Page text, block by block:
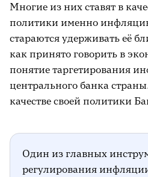
Многие из них ставят в
политики именно
стараются удерживать её
как принято говорить в
понятие таргетирования
центрального банка
качестве своей политики
Один из главных
регулирования